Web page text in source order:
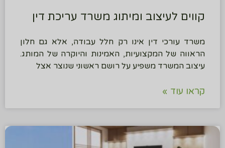
קווים לעיצוב ומיתוג משרד עריכת דין
משרד עורכי דין אינו רק חלל עבודה, אלא גם חלון
הראווה של המקצועיות, האמינות והיוקרה של המותג.
עיצוב המשרד משפיע על רושם ראשוני שנוצר אצל
קראו עוד »